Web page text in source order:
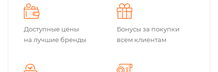
Доступные цены
на лучшие бренды
Бонусы за покупки
всем клиентам